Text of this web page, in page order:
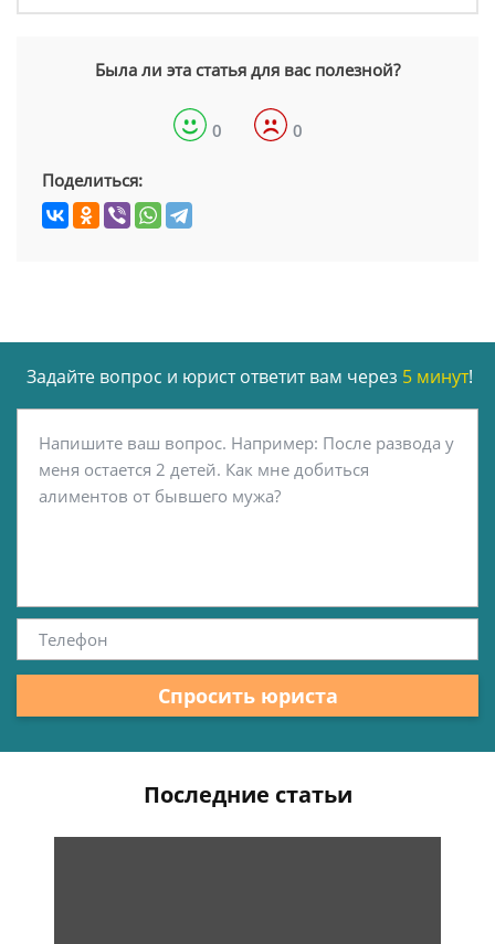
Была ли эта статья для вас полезной?
0 0
Поделиться:
Задайте вопрос и юрист ответит вам через 5 минут!
Спросить юриста
Последние статьи